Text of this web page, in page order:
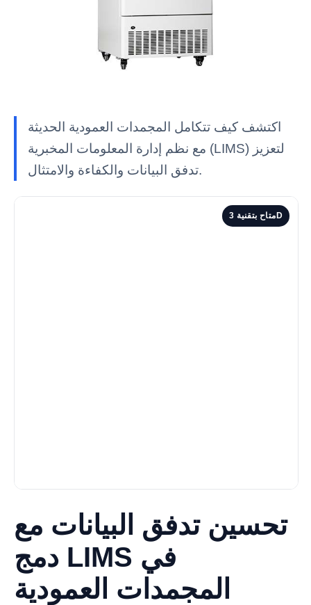
اكتشف كيف تتكامل المجمدات العمودية الحديثة
مع نظم إدارة المعلومات المخبرية (LIMS) لتعزيز
تدفق البيانات والكفاءة والامتثال.
متاح بتقنية 3D
تحسين تدفق البيانات مع
دمج LIMS في
المجمدات العمودية